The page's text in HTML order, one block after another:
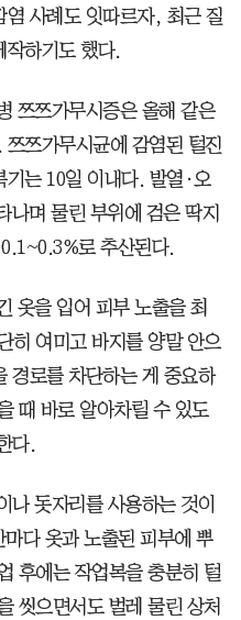
염 사례도 잇따르자, 최근 질
작하기도 했다.
쯔쯔가무시증은 올해 같은
쯔가무시균에 감염된 털진
기는 10일 이내다. 발열·오
나며 물린 부위에 검은 딱지
로 추산된다.
옷을 입어 피부 노출을 최
히 여미고 바지를 양말 안으
경로를 차단하는 게 중요하
때 바로 알아차릴 수 있도
다.
나 돗자리를 사용하는 것이
다 옷과 노출된 피부에 뿌
후에는 작업복을 충분히 털
씻으면서도 벌레 물린 상처